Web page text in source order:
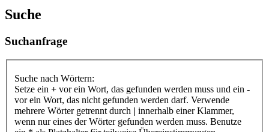
Suche
Suchanfrage
Suche nach Wörtern:
Setze ein + vor ein Wort, das gefunden werden muss und ein -
vor ein Wort, das nicht gefunden werden darf. Verwende
mehrere Wörter getrennt durch | innerhalb einer Klammer,
wenn nur eines der Wörter gefunden werden muss. Benutze